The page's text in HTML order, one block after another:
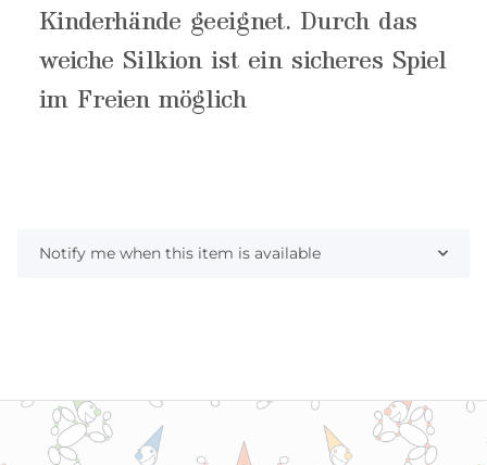
Kinderhände geeignet. Durch das
weiche Silkion ist ein sicheres Spiel
im Freien möglich
Notify me when this item is available